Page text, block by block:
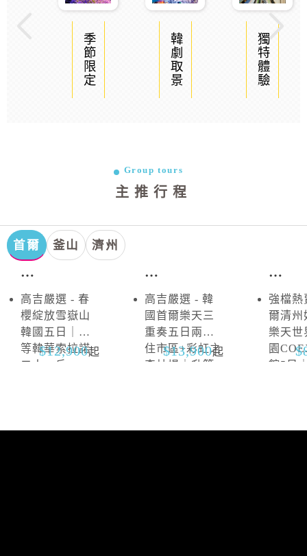
季節限定 韓劇取景 獨特體驗
Group tours
主推行程
首爾 釜山 濟州
首
雪
嶽
山
高吉嚴選 - 春
櫻綻放雪嶽山
韓國五日｜升
等韓華索拉諾
二人一戶
12,900起
首
抱
川
高吉嚴選 - 韓
國首爾樂天三
重奏五日兩晚
住市區+彩虹之
森片場｜升等
13,900起
首
強檔熱
爾清州
樂天世
園
館5日